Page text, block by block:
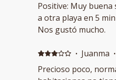
Positive: Muy buena
a otra playa en 5
Nos gustó mucho.
· Juanma ·
Precioso poco,